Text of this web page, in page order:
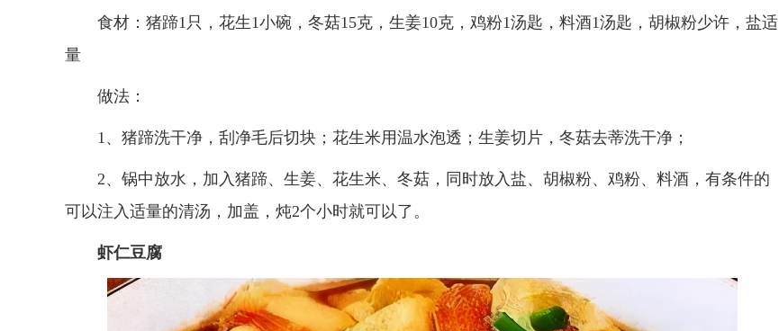
食材：猪蹄1只，花生1小碗，冬菇15克，生姜10克，鸡粉1汤匙，料酒1汤匙，胡椒粉少许，盐适
量
做法：
1、猪蹄洗干净，刮净毛后切块；花生米用温水泡透；生姜切片，冬菇去蒂洗干净；
2、锅中放水，加入猪蹄、生姜、花生米、冬菇，同时放入盐、胡椒粉、鸡粉、料酒，有条件的
可以注入适量的清汤，加盖，炖2个小时就可以了。
虾仁豆腐